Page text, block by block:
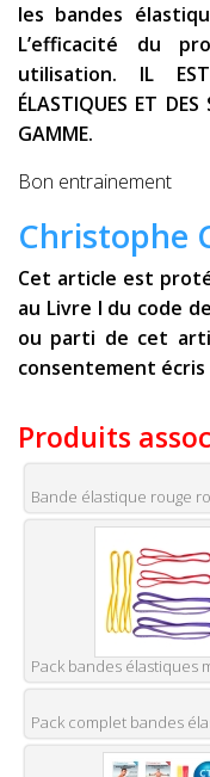
les bandes
L’efficacité du
utilisation. IL EST
ÉLASTIQUES ET
GAMME.
Bon entrainement
Christophe
Cet article est
au Livre I du code
ou parti de cet
consentement
Produits
Bande élastique rouge
Pack bandes élastiques
Pack complet bandes